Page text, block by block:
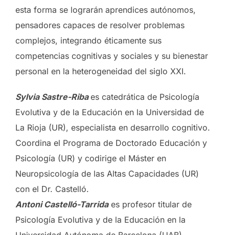
esta forma se lograrán aprendices autónomos,
pensadores capaces de resolver problemas
complejos, integrando éticamente sus
competencias cognitivas y sociales y su bienestar
personal en la heterogeneidad del siglo XXI.
Sylvia Sastre-Ribaes catedrática de Psicología
Evolutiva y de la Educación en la Universidad de
La Rioja (UR), especialista en desarrollo cognitivo.
Coordina el Programa de Doctorado Educación y
Psicología (UR) y codirige el Máster en
Neuropsicología de las Altas Capacidades (UR)
con el Dr. Castelló.
Antoni Castelló-Tarridaes profesor titular de
Psicología Evolutiva y de la Educación en la